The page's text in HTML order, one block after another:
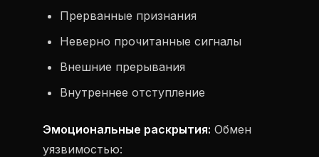
Прерванные признания
Неверно прочитанные сигналы
Внешние прерывания
Внутреннее отступление
Эмоциональные раскрытия: Обмен
уязвимостью: